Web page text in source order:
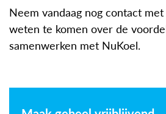
Neem vandaag nog contact
weten te komen over de
samenwerken met NuKoel.